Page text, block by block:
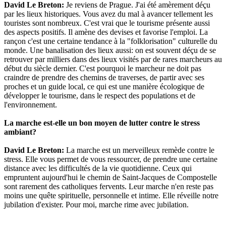
David Le Breton: Je reviens de Prague. J'ai été amèrement déçu
par les lieux historiques. Vous avez du mal à avancer tellement les
touristes sont nombreux. C'est vrai que le tourisme présente aussi
des aspects positifs. Il amène des devises et favorise l'emploi. La
rançon c'est une certaine tendance à la "folklorisation" culturelle du
monde. Une banalisation des lieux aussi: on est souvent déçu de se
retrouver par milliers dans des lieux visités par de rares marcheurs au
début du siècle dernier. C'est pourquoi le marcheur ne doit pas
craindre de prendre des chemins de traverses, de partir avec ses
proches et un guide local, ce qui est une manière écologique de
développer le tourisme, dans le respect des populations et de
l'environnement.
La marche est-elle un bon moyen de lutter contre le stress
ambiant?
David Le Breton: La marche est un merveilleux remède contre le
stress. Elle vous permet de vous ressourcer, de prendre une certaine
distance avec les difficultés de la vie quotidienne. Ceux qui
empruntent aujourd'hui le chemin de Saint-Jacques de Compostelle
sont rarement des catholiques fervents. Leur marche n'en reste pas
moins une quête spirituelle, personnelle et intime. Elle réveille notre
jubilation d'exister. Pour moi, marche rime avec jubilation.